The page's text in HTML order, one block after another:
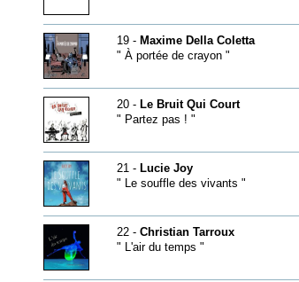
19 - Maxime Della Coletta
" À portée de crayon "
20 - Le Bruit Qui Court
" Partez pas ! "
21 - Lucie Joy
" Le souffle des vivants "
22 - Christian Tarroux
" L'air du temps "